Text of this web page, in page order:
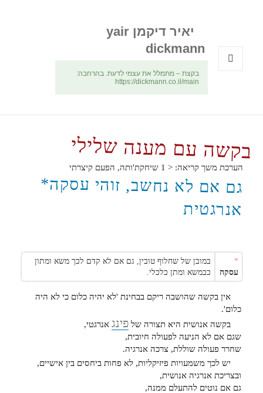
יאיר דיקמן yair
dickmann
בקצת – מתמלל את עצמי לדעת. בהרחבה:
https://dickmann.co.il/main
בקשה עם מענה שלילי
הערכת משך קריאה: < 1 שיחקת'ותה, הפעם קיצרתי
גם אם לא נחשב, זוהי עסקה*
אנרגטית
*
עסקה
במובן של שחלוף טובין, גם אם לא קדם לכך משא ומתון
כבמשא ומתן כלכלי.
אין בקשה שהושבה ריקם בבחינת 'לא יהיה כלום כי לא היה
כלום'.
בקשה אנושית היא תצורה שלפינג אנרגטי,
שגם אם לא הניעה לפעולה חיובית,
שחרר פעולה שוללת, צרכה אנרגיה.
יש לכך משמעויות פיזיקליות, לא פחות ביחסים בין אישיים,
ובצריכת אנרגיה אנושית,
גם אם נוטים להתעלם ממנה,